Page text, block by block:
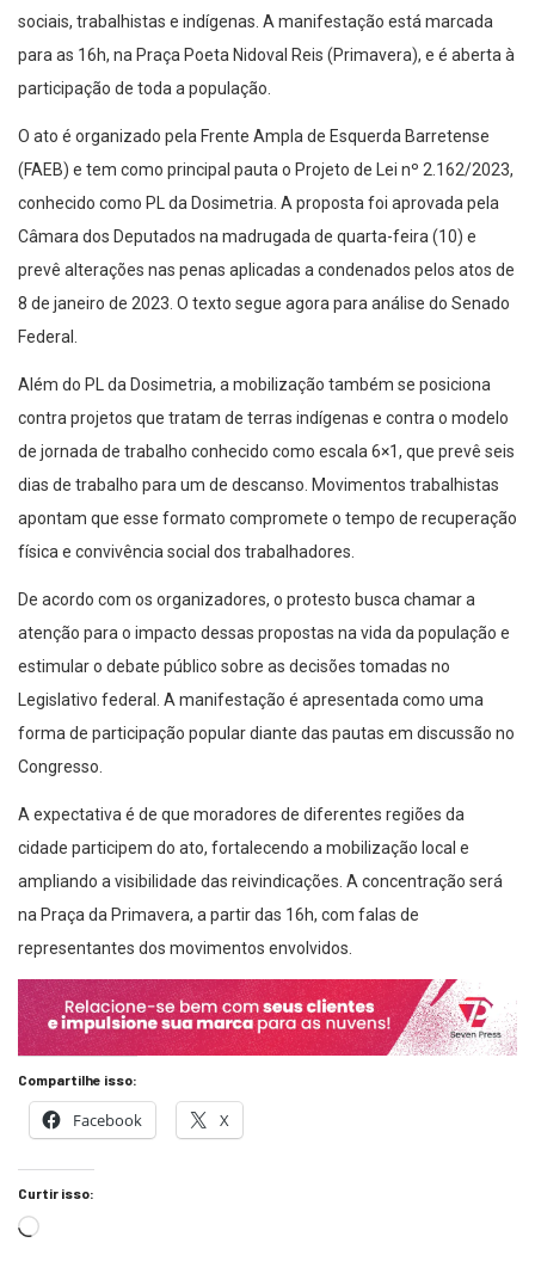
sociais, trabalhistas e indígenas. A manifestação está marcada
para as 16h, na Praça Poeta Nidoval Reis (Primavera), e é aberta à
participação de toda a população.
O ato é organizado pela Frente Ampla de Esquerda Barretense
(FAEB) e tem como principal pauta o Projeto de Lei nº 2.162/2023,
conhecido como PL da Dosimetria. A proposta foi aprovada pela
Câmara dos Deputados na madrugada de quarta-feira (10) e
prevê alterações nas penas aplicadas a condenados pelos atos de
8 de janeiro de 2023. O texto segue agora para análise do Senado
Federal.
Além do PL da Dosimetria, a mobilização também se posiciona
contra projetos que tratam de terras indígenas e contra o modelo
de jornada de trabalho conhecido como escala 6×1, que prevê seis
dias de trabalho para um de descanso. Movimentos trabalhistas
apontam que esse formato compromete o tempo de recuperação
física e convivência social dos trabalhadores.
De acordo com os organizadores, o protesto busca chamar a
atenção para o impacto dessas propostas na vida da população e
estimular o debate público sobre as decisões tomadas no
Legislativo federal. A manifestação é apresentada como uma
forma de participação popular diante das pautas em discussão no
Congresso.
A expectativa é de que moradores de diferentes regiões da
cidade participem do ato, fortalecendo a mobilização local e
ampliando a visibilidade das reivindicações. A concentração será
na Praça da Primavera, a partir das 16h, com falas de
representantes dos movimentos envolvidos.
Compartilhe isso:
Facebook X
Curtir isso: